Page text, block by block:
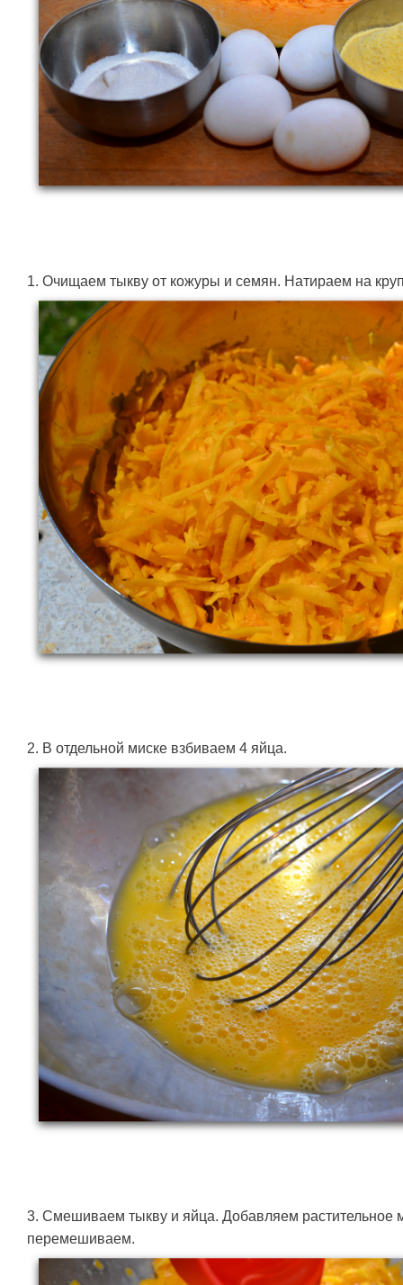
1. Очищаем тыкву от кожуры и семян. Натираем на
2. В отдельной миске взбиваем 4 яйца.
3. Смешиваем тыкву и яйца. Добавляем растительное
перемешиваем.